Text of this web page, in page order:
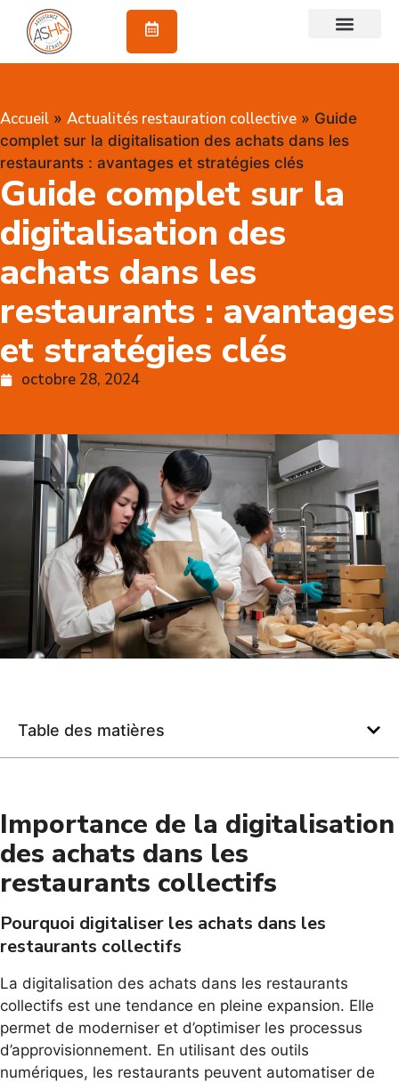
Accueil » Actualités restauration collective » Guide
complet sur la digitalisation des achats dans les
restaurants : avantages et stratégies clés
Guide complet sur la
digitalisation des
achats dans les
restaurants : avantages
et stratégies clés
octobre 28, 2024
Table des matières
Importance de la digitalisation
des achats dans les
restaurants collectifs
Pourquoi digitaliser les achats dans les
restaurants collectifs
La digitalisation des achats dans les restaurants
collectifs est une tendance en pleine expansion. Elle
permet de moderniser et d’optimiser les processus
d’approvisionnement. En utilisant des outils
numériques, les restaurants peuvent automatiser de